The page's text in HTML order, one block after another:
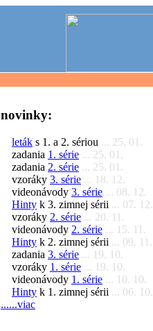
novinky:
leták s 1. a 2. sériou ... 25. 01.
zadania 1. série ... 25. 01.
zadania 2. série ... 25. 01.
vzoráky 3. série ... 18. 12.
videonávody 3. série ... 08. 12.
Hinty k 3. zimnej sérii ... 07. 12.
vzoráky 2. série ... 20. 11.
videonávody 2. série ... 15. 11.
Hinty k 2. zimnej sérii ... 09. 11.
zadania 3. série ... 19. 10.
vzoráky 1. série ... 19. 10.
videonávody 1. série ... 10. 10.
Hinty k 1. zimnej sérii ... 06. 10.
......viac